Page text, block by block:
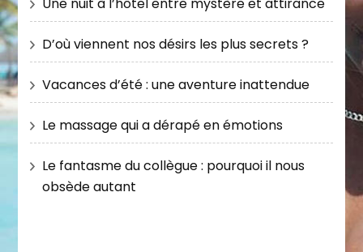
D’où viennent nos désirs les plus secrets ?
Vacances d’été : une aventure inattendue
Le massage qui a dérapé en émotions
Le fantasme du collègue : pourquoi il nous
obsède autant